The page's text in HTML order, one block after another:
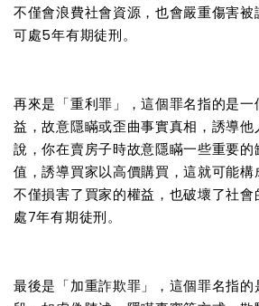
不僅會浪費社會資源，也會嚴重傷害
可處5年有期徒刑。
再來是「重利罪」，這個罪名指的是一
益，故意隱瞞或歪曲事實真相，誘導
說，你在賣房子時故意隱瞞一些重要
值，誘導買家以高價購買，這就可能
不僅損害了買家的權益，也破壞了社
處7年有期徒刑。
最後是「加重詐欺罪」，這個罪名指